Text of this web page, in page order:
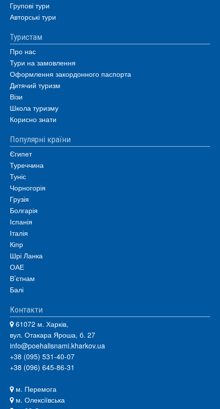
Групові тури
Авторські тури
Туристам
Про нас
Тури на замовлення
Оформлення закордонного паспорта
Дитячий туризм
Візи
Школа туризму
Корисно знати
Популярні країни
Єгипет
Туреччина
Туніс
Чорногорія
Грузія
Болгарія
Іспанія
Італія
Кіпр
Шрі Ланка
ОАЕ
В’єтнам
Балі
Контакти
61072 м. Харків,
вул. Отакара Яроша, б. 27
info@poehalisnami.kharkov.ua
+38 (095) 531-40-07
+38 (096) 645-86-31
м. Перемога
м. Олексіївська